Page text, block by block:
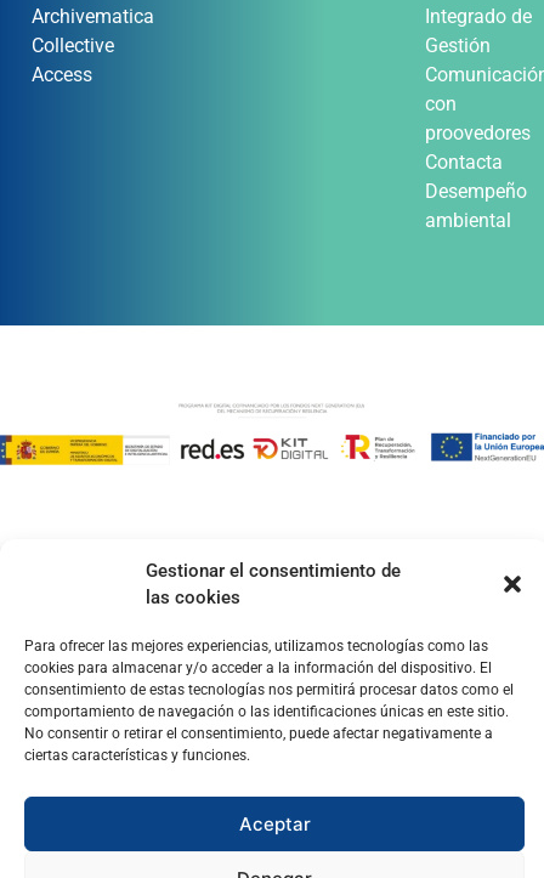
Gestionar el consentimiento de
las cookies
Para ofrecer las mejores experiencias, utilizamos tecnologías como las
cookies para almacenar y/o acceder a la información del dispositivo. El
consentimiento de estas tecnologías nos permitirá procesar datos como el
comportamiento de navegación o las identificaciones únicas en este sitio.
No consentir o retirar el consentimiento, puede afectar negativamente a
ciertas características y funciones.
Aceptar
Archivematica
Collective
Access
Integrado de
Gestión
con
proovedores
Contacta
Desempeño
ambiental